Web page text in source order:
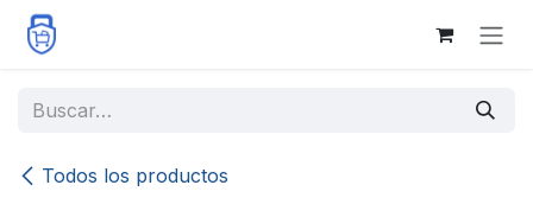
Ir al contenido
Todos los productos